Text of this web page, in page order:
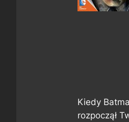
Kiedy
rozpoczął